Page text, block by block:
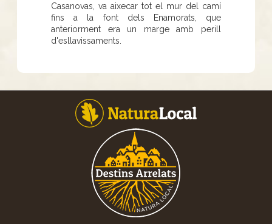
Casanovas, va aixecar tot el mur del camí
fins a la font dels Enamorats, que
anteriorment era un marge amb perill
d'esllavissaments.